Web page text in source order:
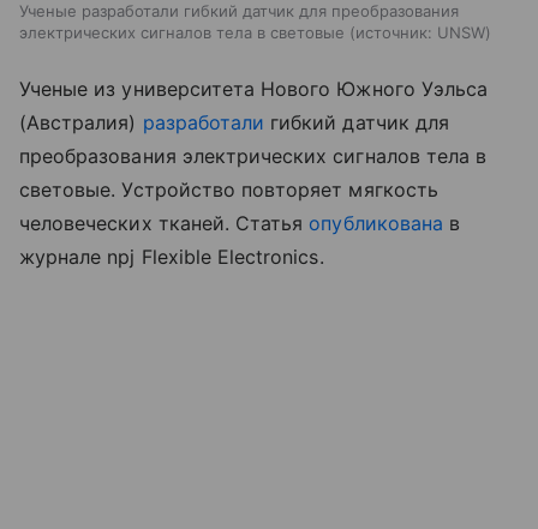
Ученые разработали гибкий датчик для преобразования
электрических сигналов тела в световые
источник: UNSW
Ученые из университета Нового Южного Уэльса
(Австралия) разработали гибкий датчик для
преобразования электрических сигналов тела в
световые. Устройство повторяет мягкость
человеческих тканей. Статья опубликована в
журнале npj Flexible Electronics.